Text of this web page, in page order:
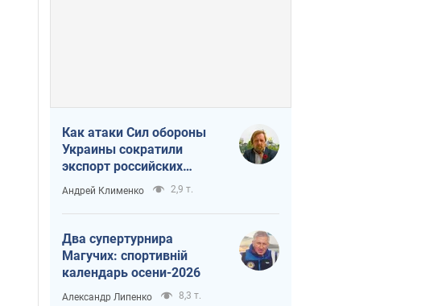
Как атаки Сил обороны
Украины сократили
экспорт российских
нефтепродуктов
Андрей Клименко 2,9 т.
Два супертурнира
Магучих: спортивній
календарь осени-2026
Александр Липенко 8,3 т.